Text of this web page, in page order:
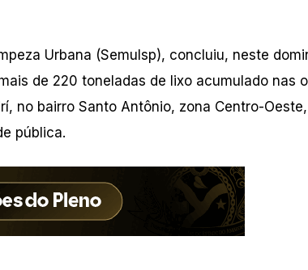
Urbana (Semulsp), concluiu, neste
de 220 toneladas de lixo acumulado nas
no bairro Santo Antônio, zona Centro-Oeste,
pública.